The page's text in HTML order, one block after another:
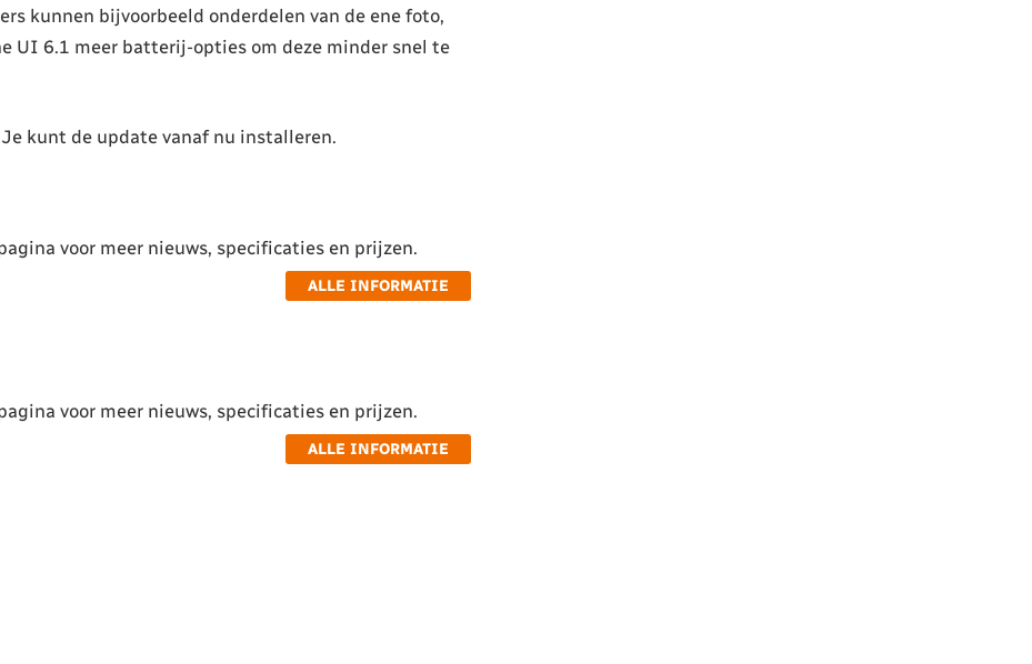
kunnen bijvoorbeeld onderdelen van de ene foto,
UI 6.1 meer batterij-opties om deze minder snel te
kunt de update vanaf nu installeren.
voor meer nieuws, specificaties en prijzen.
ALLE INFORMATIE
voor meer nieuws, specificaties en prijzen.
ALLE INFORMATIE